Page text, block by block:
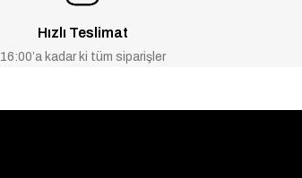
Hızlı Teslimat
16:00’a kadar ki tüm siparişler